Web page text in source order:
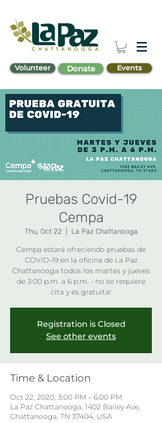
Volunteer Donate Events
Pruebas Covid-19
Cempa
Thu, Oct 22 La Paz Chattanooga
Cempa estará ofreciendo pruebas de
COVID-19 en la oficina de La Paz
Chattanooga todos los martes y jueves
de 3:00 p.m. a 6 p.m. - no se requiere
cita y es gratuita!
Registration is Closed
See other events
Time & Location
Oct 22, 2020, 3:00 PM – 6:00 PM
La Paz Chattanooga, 1402 Bailey Ave,
Chattanooga, TN 37404, USA